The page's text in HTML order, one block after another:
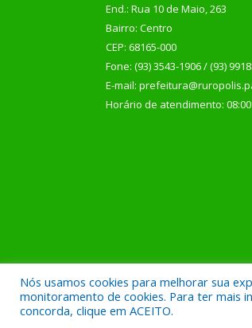
End.: Rua 10 de Maio, 263
Bairro: Centro
CEP: 68165-000
Fone: (93) 3543-1906 / (93)
E-mail:
Horário de atendimento:
Todos os direitos
Nós usamos cookies para melhorar sua
monitoramento de cookies. Para ter mais
concorda, clique em ACEITO.